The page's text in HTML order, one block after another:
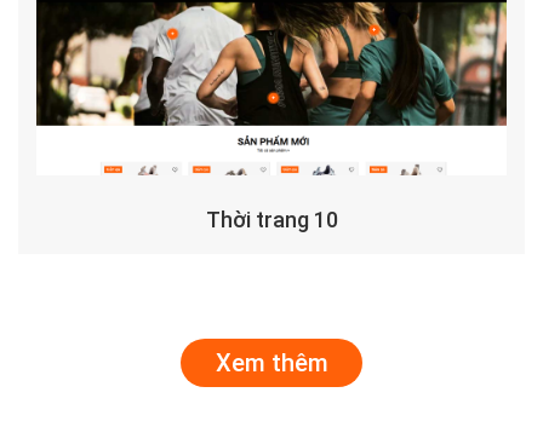
Thời trang 10
Xem thêm